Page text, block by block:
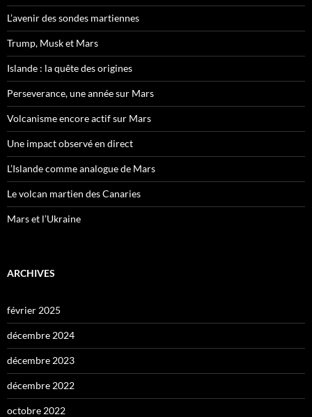
L’avenir des sondes martiennes
Trump, Musk et Mars
Islande : la quête des origines
Perseverance, une année sur Mars
Volcanisme encore actif sur Mars
Une impact observé en direct
L’Islande comme analogue de Mars
Le volcan martien des Canaries
Mars et l’Ukraine
ARCHIVES
février 2025
décembre 2024
décembre 2023
décembre 2022
octobre 2022